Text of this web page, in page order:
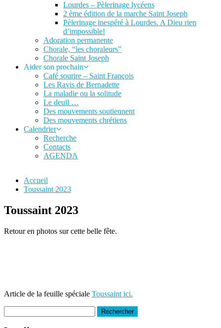
Lourdes – Pèlerinage lycéens
2 ème édition de la marche Saint Joseph
Pèlerinage inespéré à Lourdes. A Dieu rien
d’impossible!
Adoration permanente
Chorale, “les choraleurs”
Chorale Saint Joseph
Aider son prochain
Café sourire – Saint François
Les Ravis de Bernadette
La maladie ou la solitude
Le deuil …
Des mouvements soutiennent
Des mouvements chrétiens
Calendrier
Recherche
Contacts
AGENDA
Accueil
Toussaint 2023
Toussaint 2023
Retour en photos sur cette belle fête.
Article de la feuille spéciale Toussaint ici.